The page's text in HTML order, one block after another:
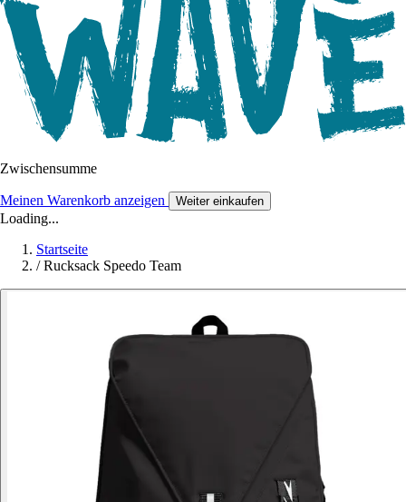
Zwischensumme
Meinen Warenkorb anzeigen Weiter einkaufen
Loading...
Startseite
/ Rucksack Speedo Team